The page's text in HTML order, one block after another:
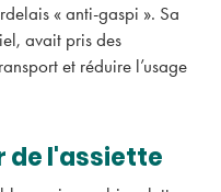
« anti-gaspi ». Sa
avait pris des
et réduire l’usage
l'assiette